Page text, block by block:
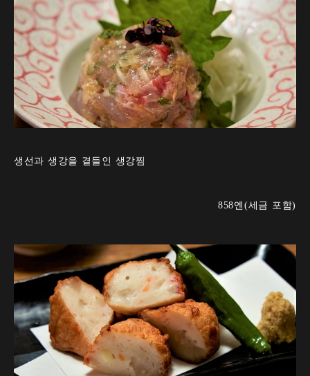
생선과 생강을 곁들인 생강찜
858엔(세금 포함)